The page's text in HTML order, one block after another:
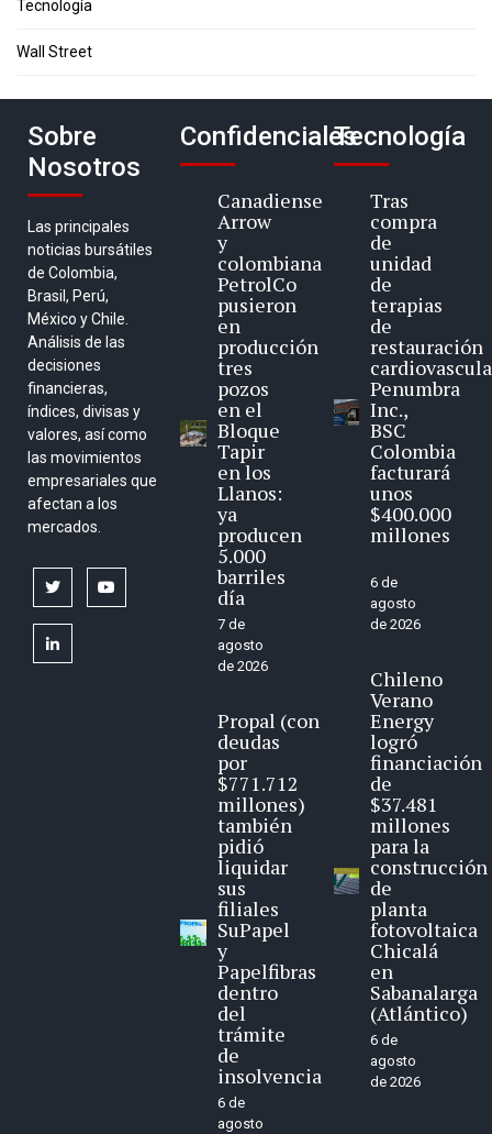
Tecnología
Wall Street
Sobre
Nosotros
Las principales
noticias bursátiles
de Colombia,
Brasil, Perú,
México y Chile.
Análisis de las
decisiones
financieras,
índices, divisas y
valores, así como
las movimientos
empresariales que
afectan a los
mercados.
twitter
linkedin
Confidenciales
Canadiense
Arrow
y
colombiana
PetrolCo
pusieron
en
producción
tres
pozos
en el
Bloque
Tapir
en los
Llanos:
ya
producen
5.000
barriles
día
7 de
agosto
de 2026
Propal (con
deudas
por
$771.712
millones)
también
pidió
liquidar
sus
filiales
SuPapel
y
Papelfibras
dentro
del
trámite
de
insolvencia
6 de
agosto
Tecnología
Tras
compra
de
unidad
de
terapias
de
restauración
Penumbra
Inc.,
BSC
Colombia
facturará
unos
$400.000
millones
6 de
agosto
de 2026
Chileno
Verano
Energy
logró
financiación
de
$37.481
millones
para la
construcción
de
planta
fotovoltaica
Chicalá
en
Sabanalarga
(Atlántico)
6 de
agosto
de 2026